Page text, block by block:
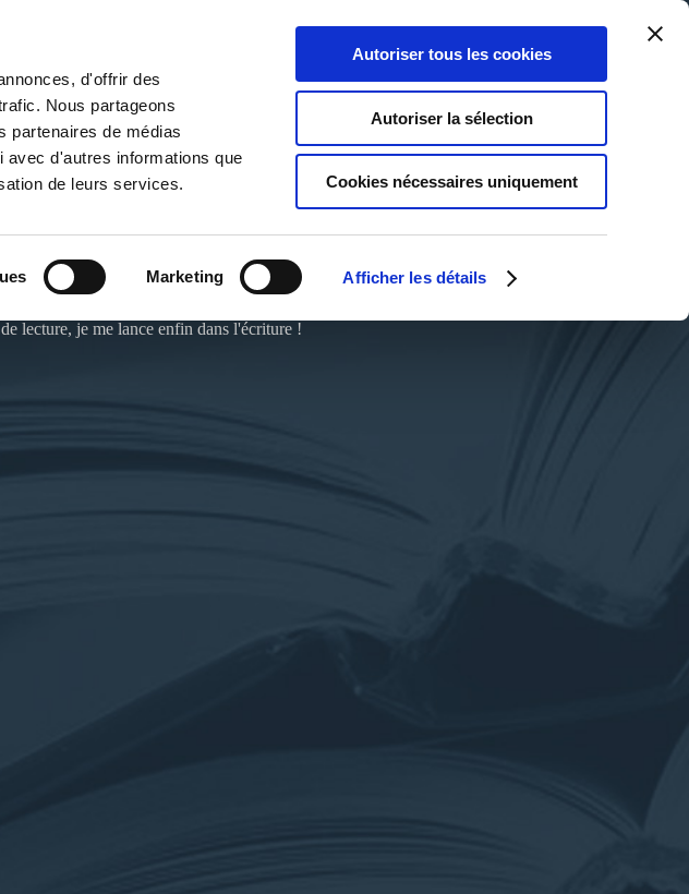
d'offrir des
Nous partageons
partenaires de médias
d'autres informations que
de leurs services.
Marketing Afficher les détails
Autoriser tous les cookies
Autoriser la sélection
Cookies nécessaires uniquement
0
Panier
0
Ma liste
Connexion
lecture, je me lance enfin dans l'écriture !